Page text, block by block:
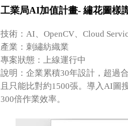
工業局AI加值計畫- 繡花圖
技術：AI、OpenCV、Cloud
產業：刺繡紡織業
專案狀態：上線運行中
說明：企業累積30年設計，超過
且只能比對約1500張。導入AI圖
300倍作業效率。